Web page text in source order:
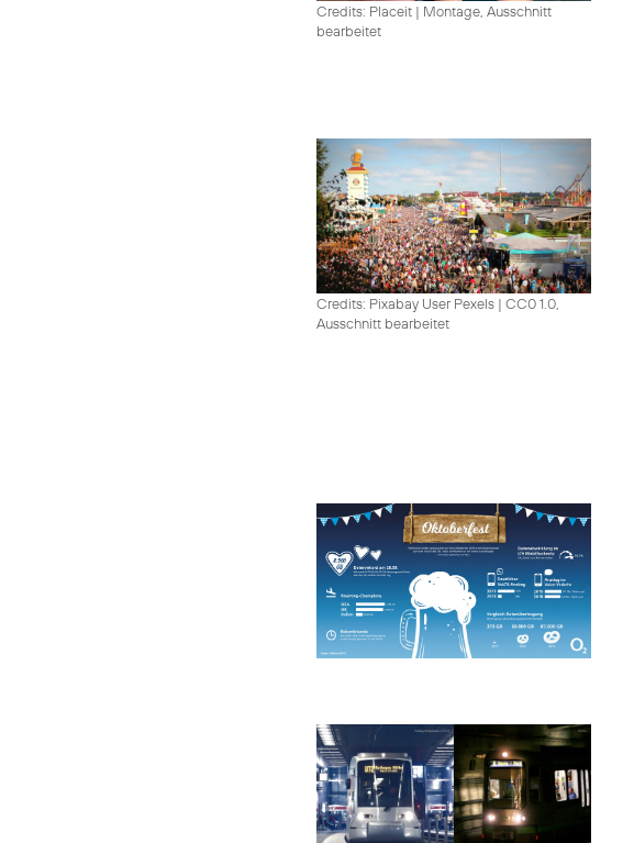
Credits: Placeit | Montage, Ausschnitt
bearbeitet
Credits: Pixabay User Pexels | CC0 1.0,
Ausschnitt bearbeitet